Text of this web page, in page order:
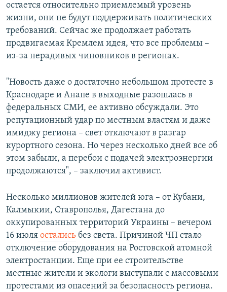
остается относительно приемлемый уровень
жизни, они не будут поддерживать политических
требований. Сейчас же продолжает работать
продвигаемая Кремлем идея, что все проблемы –
из-за нерадивых чиновников в регионах.
"Новость даже о достаточно небольшом протесте в
Краснодаре и Анапе в выходные разошлась в
федеральных СМИ, ее активно обсуждали. Это
репутационный удар по местным властям и даже
имиджу региона – свет отключают в разгар
курортного сезона. Но через несколько дней все об
этом забыли, а перебои с подачей электроэнергии
продолжаются", – заключил активист.
Несколько миллионов жителей юга – от Кубани,
Калмыкии, Ставрополья, Дагестана до
оккупированных территорий Украины – вечером
16 июля остались без света. Причиной ЧП стало
отключение оборудования на Ростовской атомной
электростанции. Еще при ее строительстве
местные жители и экологи выступали с массовыми
протестами из опасений за безопасность региона.